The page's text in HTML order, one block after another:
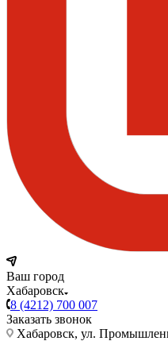
Ваш город
Хабаровск
8 (4212) 700 007
Заказать звонок
Хабаровск, ул.